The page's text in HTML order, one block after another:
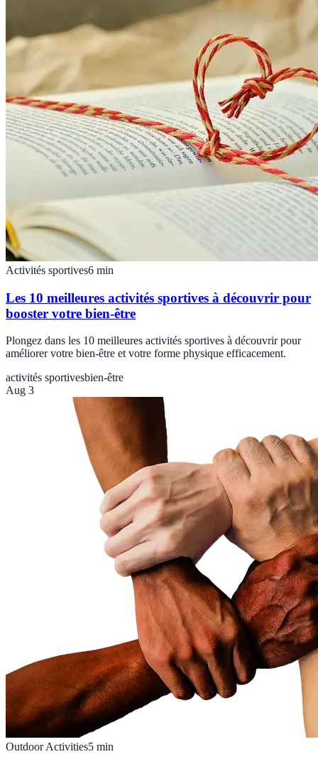
Activités sportives6 min
Les 10 meilleures activités sportives à découvrir pour
booster votre bien-être
Plongez dans les 10 meilleures activités sportives à découvrir pour
améliorer votre bien-être et votre forme physique efficacement.
activités sportivesbien-être
Aug 3
Outdoor Activities5 min